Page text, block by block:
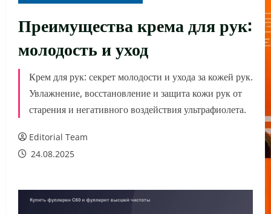
Преимущества крема для рук:
молодость и уход
Крем для рук: секрет молодости и ухода за кожей рук.
Увлажнение, восстановление и защита кожи рук от
старения и негативного воздействия ультрафиолета.
Editorial Team
24.08.2025